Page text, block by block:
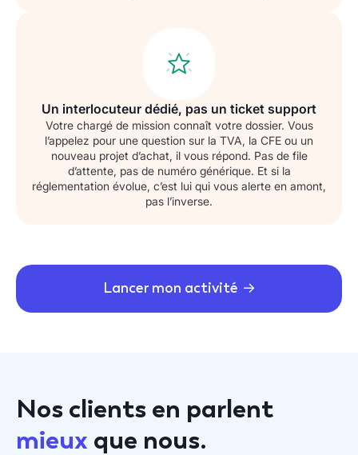
Un interlocuteur dédié, pas un ticket support
Votre chargé de mission connaît votre dossier. Vous
l’appelez pour une question sur la TVA, la CFE ou un
nouveau projet d’achat, il vous répond. Pas de file
d’attente, pas de numéro générique. Et si la
réglementation évolue, c’est lui qui vous alerte en amont,
pas l’inverse.
Lancer mon activité
Nos clients en parlent
mieux que nous.